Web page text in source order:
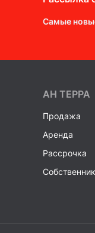
Самые
AH ТEPPA
Продажа
Аренда
Рассрочка